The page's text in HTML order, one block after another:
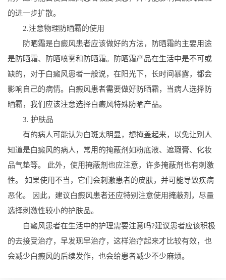
的进一步扩散。
2.注意物理防晒霜的使用
防晒霜是白癜风患者应该做好的方法，防晒霜的主要用途
是防晒霜、防晒喷雾和防晒霜。防晒霜产品在生活中是不可或
缺的，对于白癜风患者一般说，在阳光下，长时间暴露，都会
影响自己的病情。白癜风患者需要做好防晒霜，当病人选择防
晒霜，我们应该注意选择白癜风特殊防晒产品。
3. 护肤品
有的病人可能认为白斑太明显，想掩盖起来，以免让别人
知道是白癜风的病人，常用的掩蔽剂如粉底液、遮瑕膏、化妆
品气垫等。 此外，使用掩蔽剂也应注意，许多掩蔽剂也有刺激
性。 如果使用不当，它们会刺激患者的皮肤，并可能导致疾病
恶化。 因此，建议白癜风患者还应特别注意使用掩蔽剂，尽量
选择刺激性较小的护肤品。
白癜风患者在生活中的护理需要注意吗?建议患者应该积极
的去接受治疗，早发现早治疗，这样治疗起来才比较有效，也
会减少白癜风的后续发作，也会给患者减少不少麻烦。